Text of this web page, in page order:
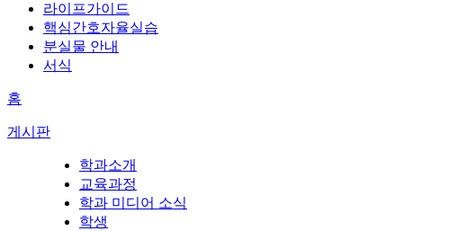
라이프가이드
핵심간호자율실습
분실물 안내
서식
홈
게시판
학과소개
교육과정
학과 미디어 소식
학생